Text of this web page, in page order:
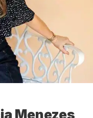
Menezes